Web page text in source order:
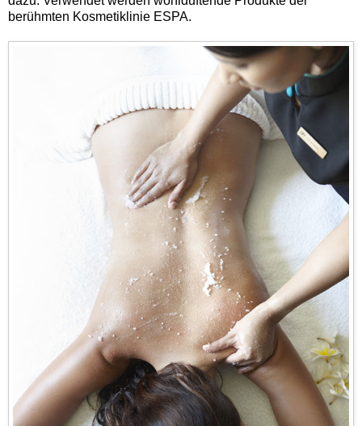
berühmten Kosmetiklinie ESPA.